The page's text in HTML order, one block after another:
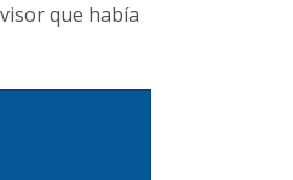
que había